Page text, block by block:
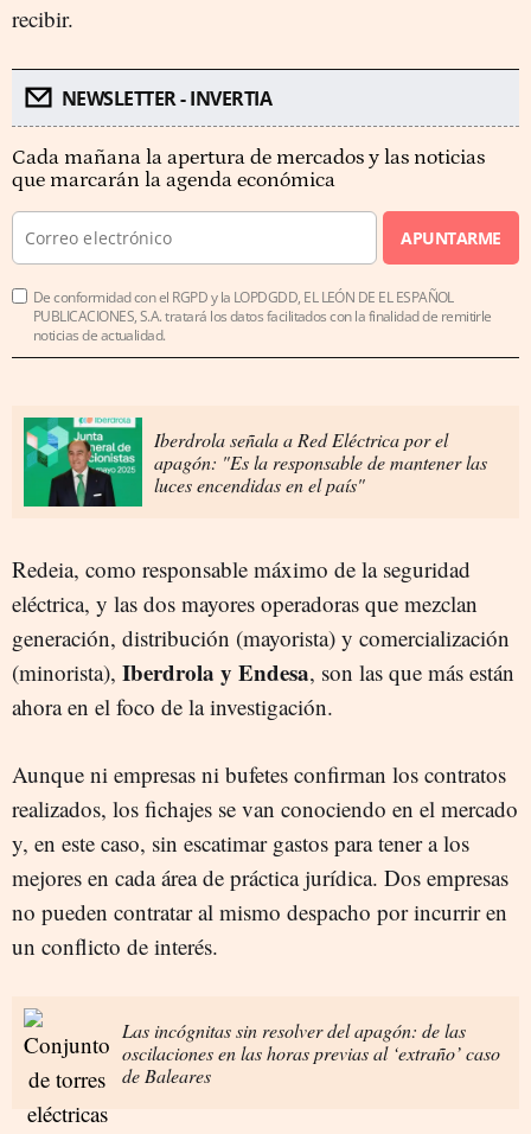
recibir.
NEWSLETTER - INVERTIA
Cada mañana la apertura de mercados y las noticias
que marcarán la agenda económica
APUNTARME
De conformidad con el RGPD y la LOPDGDD, EL LEÓN DE EL ESPAÑOL
PUBLICACIONES, S.A. tratará los datos facilitados con la finalidad de remitirle
noticias de actualidad.
Iberdrola señala a Red Eléctrica por el
apagón: "Es la responsable de mantener las
luces encendidas en el país"
Redeia, como responsable máximo de la seguridad
eléctrica, y las dos mayores operadoras que mezclan
generación, distribución (mayorista) y comercialización
(minorista), Iberdrola y Endesa, son las que más están
ahora en el foco de la investigación.
Aunque ni empresas ni bufetes confirman los contratos
realizados, los fichajes se van conociendo en el mercado
y, en este caso, sin escatimar gastos para tener a los
mejores en cada área de práctica jurídica. Dos empresas
no pueden contratar al mismo despacho por incurrir en
un conflicto de interés.
Las incógnitas sin resolver del apagón: de las
oscilaciones en las horas previas al ‘extraño’ caso
de Baleares